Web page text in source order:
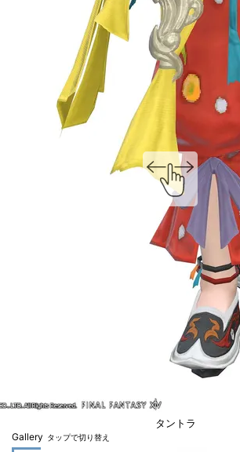
タントラ
Gallery タップで切り替え